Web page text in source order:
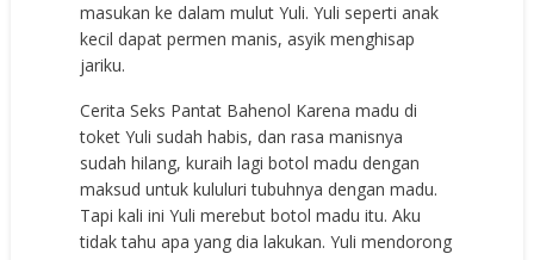
masukan ke dalam mulut Yuli. Yuli seperti anak
kecil dapat permen manis, asyik menghisap
jariku.
Cerita Seks Pantat Bahenol Karena madu di
toket Yuli sudah habis, dan rasa manisnya
sudah hilang, kuraih lagi botol madu dengan
maksud untuk kululuri tubuhnya dengan madu.
Tapi kali ini Yuli merebut botol madu itu. Aku
tidak tahu apa yang dia lakukan. Yuli mendorong